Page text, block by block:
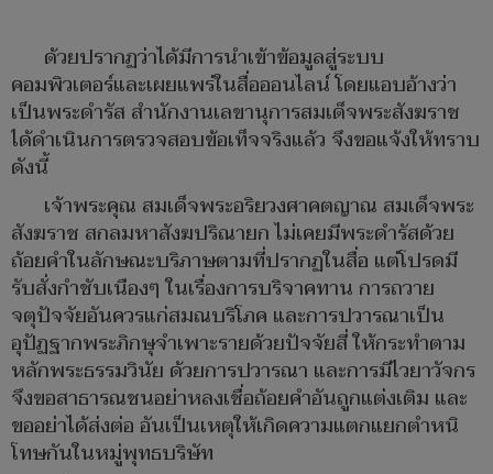
ด้วยปรากฏว่าได้มีการนำเข้าข้อมูลสู่ระบบ
คอมพิวเตอร์และเผยแพร่ในสื่อออนไลน์ โดยแอบอ้างว่า
เป็นพระดำรัส สำนักงานเลขานุการสมเด็จพระสังฆราช
ได้ดำเนินการตรวจสอบข้อเท็จจริงแล้ว จึงขอแจ้งให้ทราบ
ดังนี้
เจ้าพระคุณ สมเด็จพระอริยวงศาคตญาณ สมเด็จพระ
สังฆราช สกลมหาสังฆปริณายก ไม่เคยมีพระดำรัสด้วย
ถ้อยคำในลักษณะบริภาษตามที่ปรากฏในสื่อ แต่โปรดมี
รับสั่งกำชับเนืองๆ ในเรื่องการบริจาคทาน การถวาย
จตุปัจจัยอันควรแก่สมณบริโภค และการปวารณาเป็น
อุปัฏฐากพระภิกษุจำเพาะรายด้วยปัจจัยสี่ ให้กระทำตาม
หลักพระธรรมวินัย ด้วยการปวารณา และการมีไวยาวัจกร
จึงขอสาธารณชนอย่าหลงเชื่อถ้อยคำอันถูกแต่งเติม และ
ขออย่าได้ส่งต่อ อันเป็นเหตุให้เกิดความแตกแยกตำหนิ
โทษกันในหมู่พุทธบริษัท